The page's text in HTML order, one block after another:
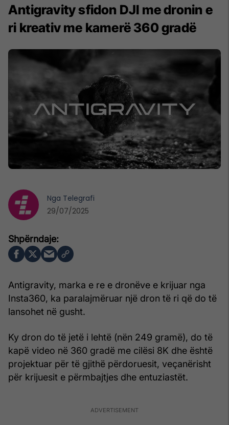
Antigravity sfidon DJI me dronin e
ri kreativ me kamerë 360 gradë
Antigravity, marka e re e dronëve e krijuar nga
Insta360, ka paralajmëruar një dron të ri që do të
lansohet në gusht.
Ky dron do të jetë i lehtë (nën 249 gramë), do të
kapë video në 360 gradë me cilësi 8K dhe është
projektuar për të gjithë përdoruesit, veçanërisht
për krijuesit e përmbajtjes dhe entuziastët.
Nga Telegrafi
29/07/2025